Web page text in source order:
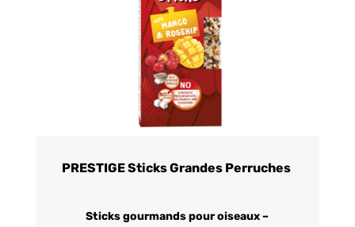
PRESTIGE Sticks Grandes Perruches
Sticks gourmands pour oiseaux –